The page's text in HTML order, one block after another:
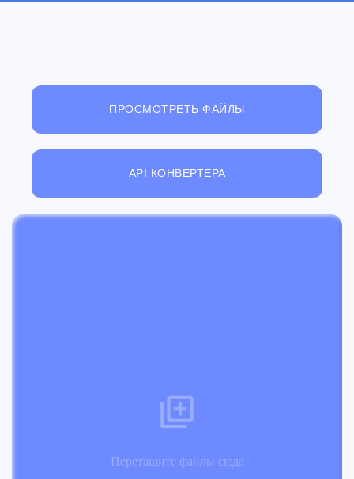
ПРОСМОТРЕТЬ ФАЙЛЫ
API КОНВЕРТЕРА
Перетащите файлы сюда